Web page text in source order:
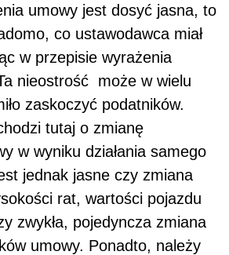
umowy jest dosyć jasna, to
co ustawodawca miał
w przepisie wyrażenia
nieostrość może w wielu
zaskoczyć podatników.
tutaj o zmianę
w wyniku działania samego
jednak jasne czy zmiana
rat, wartości pojazdu
zwykła, pojedyncza zmiana
umowy. Ponadto, należy